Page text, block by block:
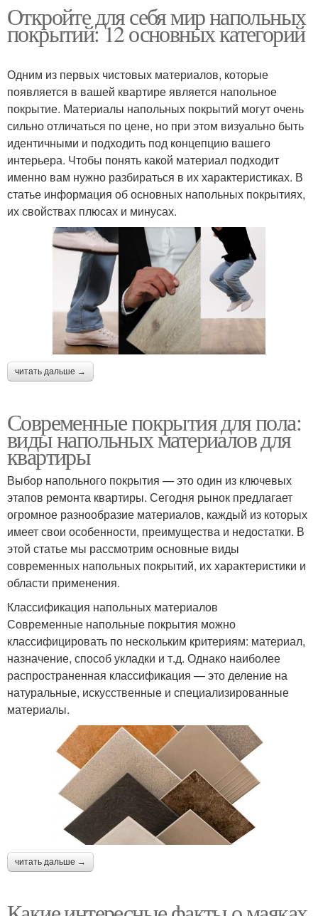
Откройте для себя мир напольных
покрытий: 12 основных категорий
Одним из первых чистовых материалов, которые
появляется в вашей квартире является напольное
покрытие. Материалы напольных покрытий могут очень
сильно отличаться по цене, но при этом визуально быть
идентичными и подходить под концепцию вашего
интерьера. Чтобы понять какой материал подходит
именно вам нужно разбираться в их характеристиках. В
статье информация об основных напольных покрытиях,
их свойствах плюсах и минусах.
читать дальше →
Современные покрытия для пола:
виды напольных материалов для
квартиры
Выбор напольного покрытия — это один из ключевых
этапов ремонта квартиры. Сегодня рынок предлагает
огромное разнообразие материалов, каждый из которых
имеет свои особенности, преимущества и недостатки. В
этой статье мы рассмотрим основные виды
современных напольных покрытий, их характеристики и
области применения.
Классификация напольных материалов
Современные напольные покрытия можно
классифицировать по нескольким критериям: материал,
назначение, способ укладки и т.д. Однако наиболее
распространенная классификация — это деление на
натуральные, искусственные и специализированные
материалы.
читать дальше →